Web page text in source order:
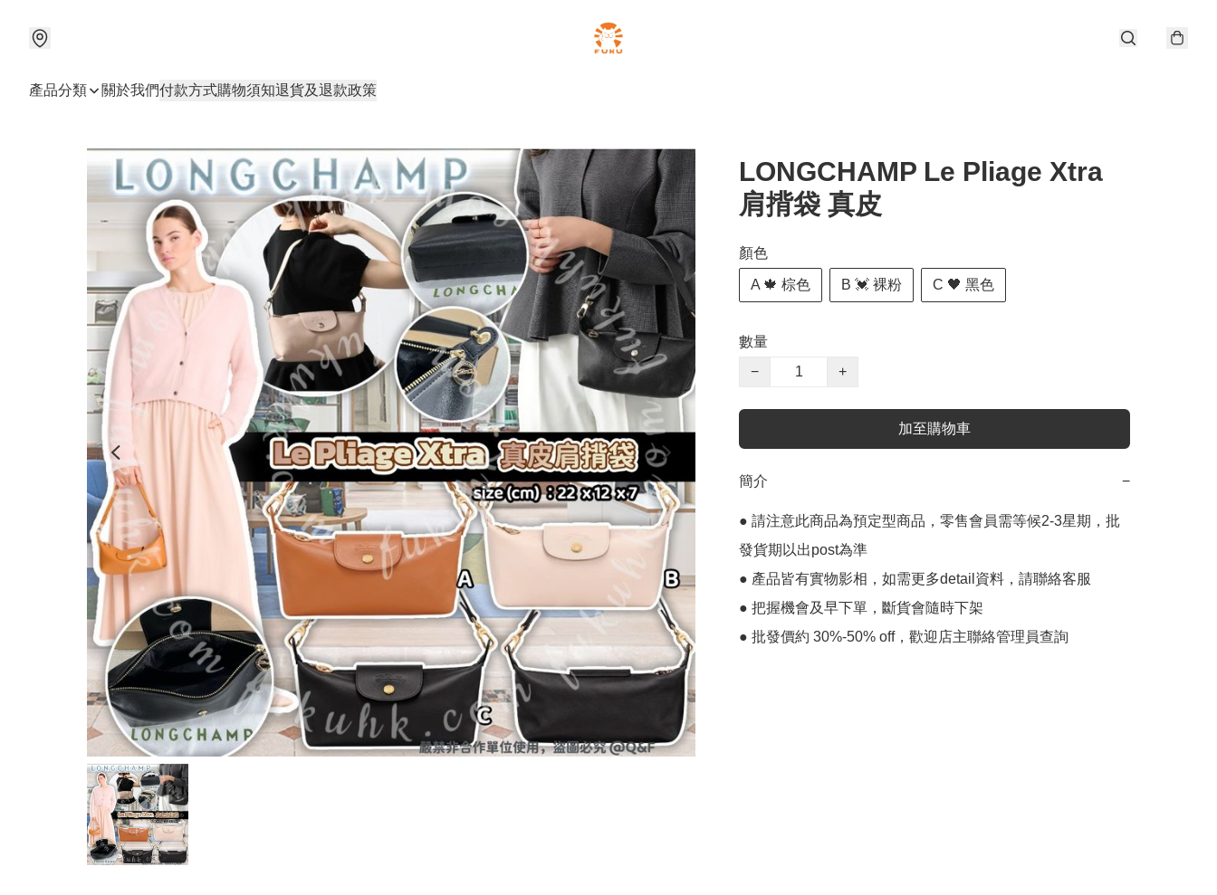
產品分類 關於我們付款方式購物須知退貨及退款政策
LONGCHAMP Le Pliage Xtra
肩揹袋 真皮
顏色
A 🍁 棕色 B 💓 裸粉 C 🖤 黑色
數量
−
+
加至購物車
簡介 −
● 請注意此商品為預定型商品，零售會員需等候2-3星期，批
發貨期以出post為準
● 產品皆有實物影相，如需更多detail資料，請聯絡客服
● 把握機會及早下單，斷貨會隨時下架
● 批發價約 30%-50% off，歡迎店主聯絡管理員查詢